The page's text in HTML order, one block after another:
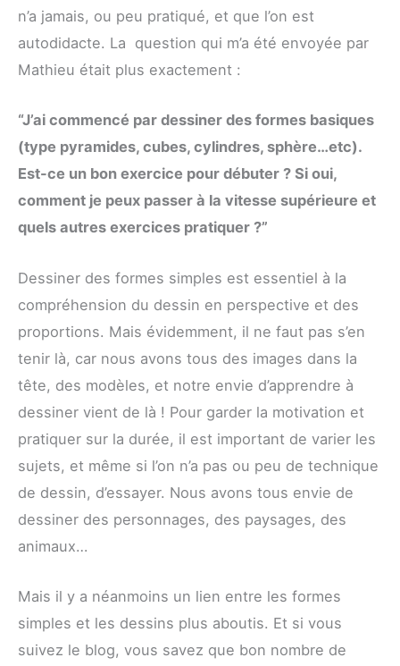
n’a jamais, ou peu pratiqué, et que l’on est
autodidacte. La question qui m’a été envoyée par
Mathieu était plus exactement :
“J’ai commencé par dessiner des formes basiques
(type pyramides, cubes, cylindres, sphère…etc).
Est-ce un bon exercice pour débuter ? Si oui,
comment je peux passer à la vitesse supérieure et
quels autres exercices pratiquer ?”
Dessiner des formes simples est essentiel à la
compréhension du dessin en perspective et des
proportions. Mais évidemment, il ne faut pas s’en
tenir là, car nous avons tous des images dans la
tête, des modèles, et notre envie d’apprendre à
dessiner vient de là ! Pour garder la motivation et
pratiquer sur la durée, il est important de varier les
sujets, et même si l’on n’a pas ou peu de technique
de dessin, d’essayer. Nous avons tous envie de
dessiner des personnages, des paysages, des
animaux…
Mais il y a néanmoins un lien entre les formes
simples et les dessins plus aboutis. Et si vous
suivez le blog, vous savez que bon nombre de